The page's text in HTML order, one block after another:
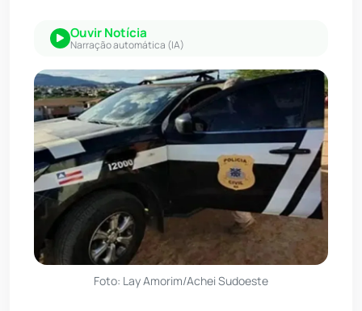
Ouvir Notícia
Narração automática (IA)
Foto: Lay Amorim/Achei Sudoeste